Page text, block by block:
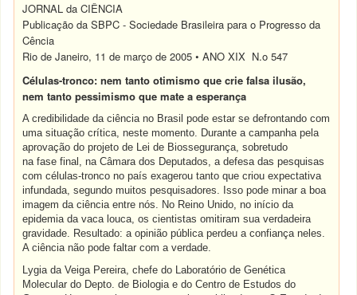
JORNAL da CIÊNCIA
Publicação da SBPC - Sociedade Brasileira para o Progresso da
Cência
Rio de Janeiro, 11 de março de 2005 • ANO XIX N.o 547
Células-tronco: nem tanto otimismo que crie falsa ilusão,
nem tanto pessimismo que mate a esperança
A credibilidade da ciência no Brasil pode estar se defrontando com
uma situação crítica, neste momento. Durante a campanha pela
aprovação do projeto de Lei de Biossegurança, sobretudo
na fase final, na Câmara dos Deputados, a defesa das pesquisas
com células-tronco no país exagerou tanto que criou expectativa
infundada, segundo muitos pesquisadores. Isso pode minar a boa
imagem da ciência entre nós. No Reino Unido, no início da
epidemia da vaca louca, os cientistas omitiram sua verdadeira
gravidade. Resultado: a opinião pública perdeu a confiança neles.
A ciência não pode faltar com a verdade.
Lygia da Veiga Pereira, chefe do Laboratório de Genética
Molecular do Depto. de Biologia e do Centro de Estudos do